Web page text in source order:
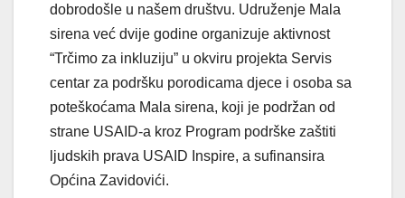
dobrodošle u našem društvu. Udruženje Mala
sirena već dvije godine organizuje aktivnost
“Trčimo za inkluziju” u okviru projekta Servis
centar za podršku porodicama djece i osoba sa
poteškoćama Mala sirena, koji je podržan od
strane USAID-a kroz Program podrške zaštiti
ljudskih prava USAID Inspire, a sufinansira
Općina Zavidovići.